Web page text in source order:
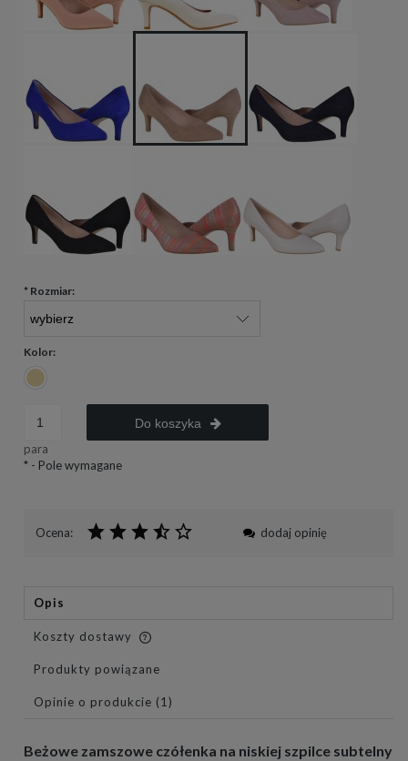
* Rozmiar:
Kolor:
para
Do koszyka
* - Pole wymagane
Ocena: dodaj opinię
Opis
Koszty dostawy
Cena nie zawiera ewentualnych kosztów płatności
Produkty powiązane
Opinie o produkcie (1)
Beżowe zamszowe czółenka na niskiej szpilce subtelny